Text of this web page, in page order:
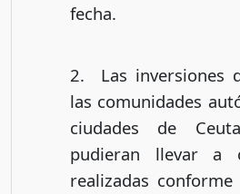
fecha.
2. Las inversiones
las comunidades
ciudades de
pudieran llevar a
realizadas